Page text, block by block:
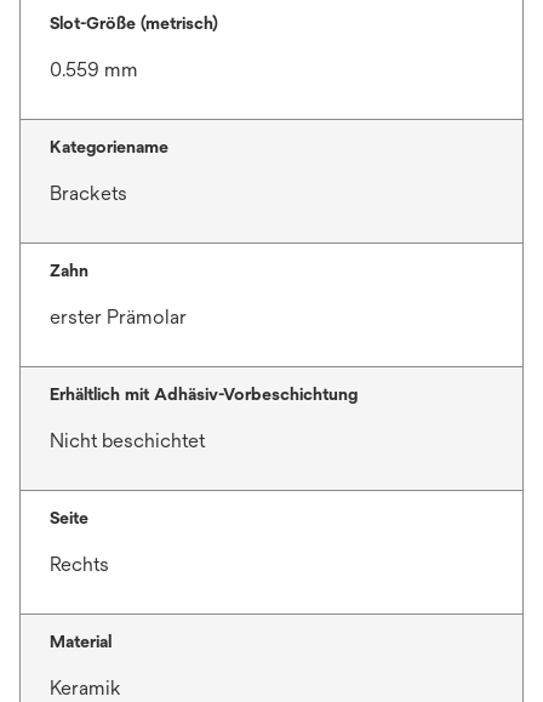
Slot-Größe (metrisch)
0.559 mm
Kategoriename
Brackets
Zahn
erster Prämolar
Erhältlich mit Adhäsiv-Vorbeschichtung
Nicht beschichtet
Seite
Rechts
Material
Keramik